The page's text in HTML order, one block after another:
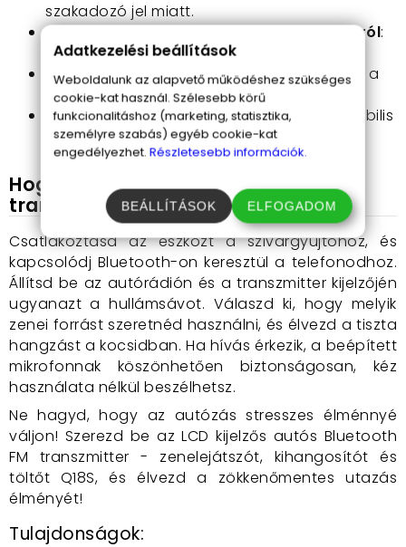
szakadozó jel miatt.
Zenelejátszás TF kártyáról és pendrive-ról:
soha nem maradsz kedvenc zenéid nélkül.
Lejátszott zenei formátumok: MP3, WMA
: a
legnépszerűbb formátumok támogatása.
Feszültség: 12-24V: széles körben kompatibilis
a legtöbb járművel.
Hogyan használd a Q18S autós
transzmittert?
Csatlakoztasd az eszközt a szivargyújtóhoz, és
kapcsolódj Bluetooth-on keresztül a telefonodhoz.
Állítsd be az autórádión és a transzmitter kijelzőjén
ugyanazt a hullámsávot. Válaszd ki, hogy melyik
zenei forrást szeretnéd használni, és élvezd a tiszta
hangzást a kocsidban. Ha hívás érkezik, a beépített
mikrofonnak köszönhetően biztonságosan, kéz
használata nélkül beszélhetsz.
Ne hagyd, hogy az autózás stresszes élménnyé
váljon! Szerezd be az LCD kijelzős autós Bluetooth
FM transzmitter - zenelejátszót, kihangosítót és
töltőt Q18S, és élvezd a zökkenőmentes utazás
élményét!
Tulajdonságok:
Adatkezelési beállítások
Weboldalunk az alapvető működéshez szükséges
cookie-kat használ. Szélesebb körű
funkcionalitáshoz (marketing, statisztika,
személyre szabás) egyéb cookie-kat
engedélyezhet. Részletesebb információk.
BEÁLLÍTÁSOK ELFOGADOM